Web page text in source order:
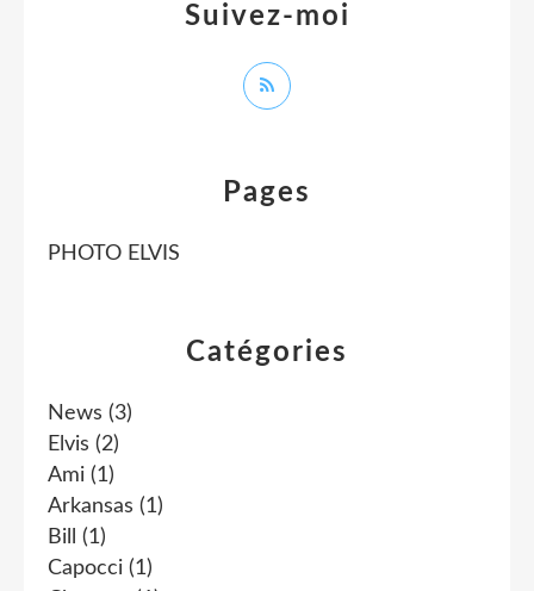
Catégories
News (3)
Elvis (2)
Ami (1)
Arkansas (1)
Bill
(1)
Capocci (1)
Pages
PHOTO ELVIS
Suivez-moi